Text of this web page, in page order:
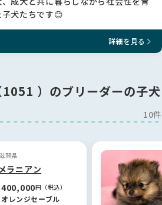
犬たちです😊
詳細を見る
）のブリーダーの子犬
10件
滋賀県
ラニアン
400,000円（税込）
オレンジセーブル